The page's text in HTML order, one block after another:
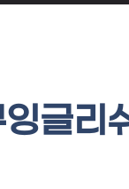
글리